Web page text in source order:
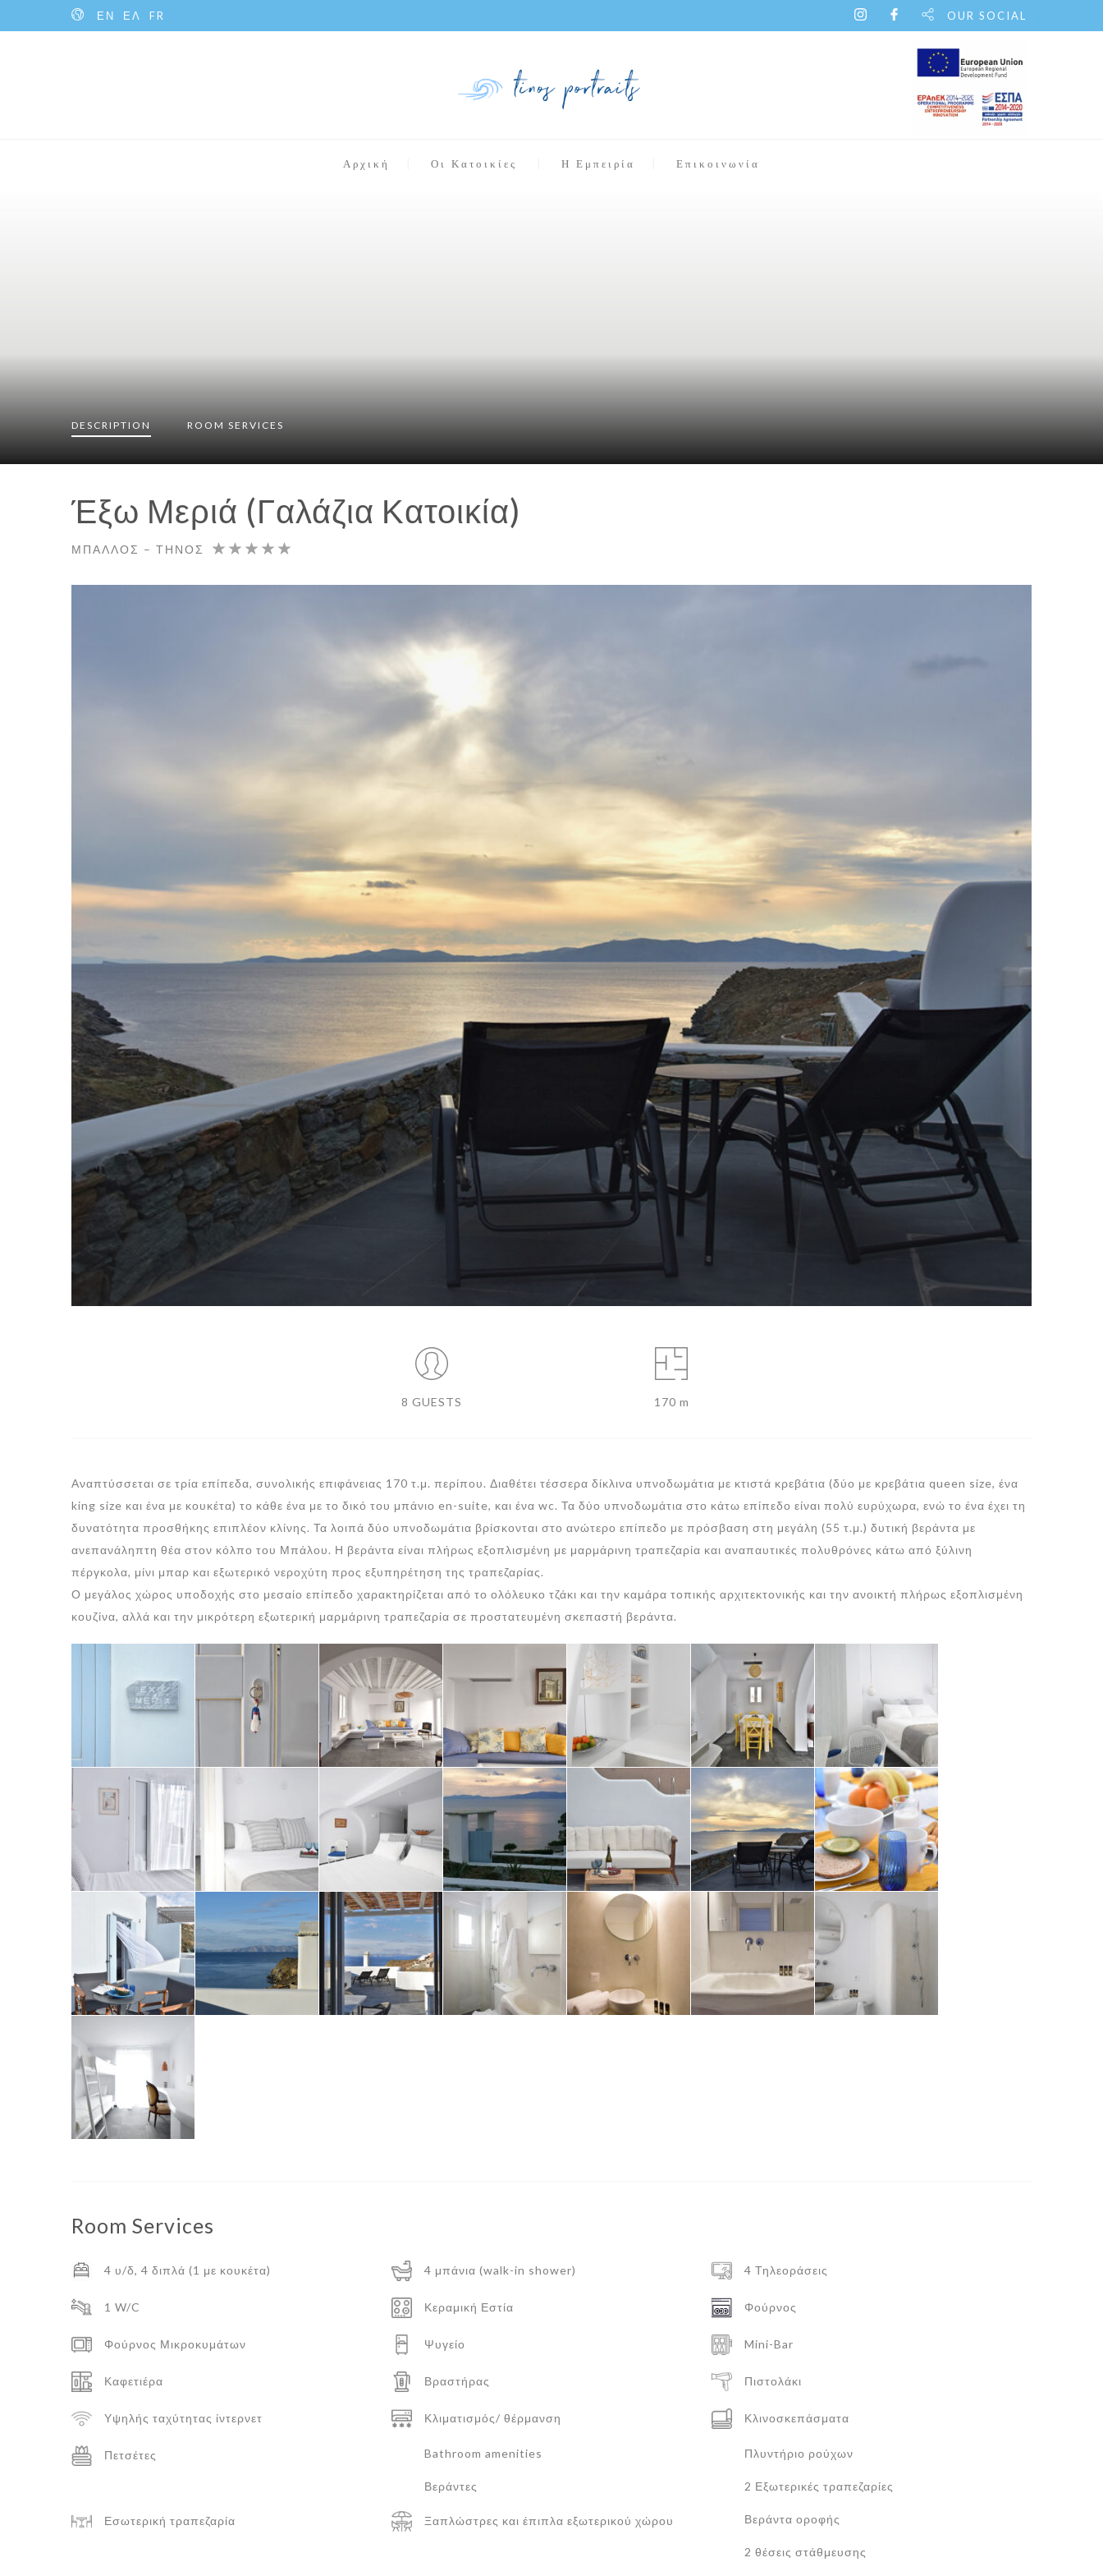
ΕΝ ΕΛ FR OUR SOCIAL
Αρχική Οι Κατοικίες Η Εμπειρία Επικοινωνία
DESCRIPTION ROOM SERVICES
Έξω Μεριά (Γαλάζια Κατοικία)
ΜΠΆΛΛΟΣ – ΤΉΝΟΣ
8 GUESTS 170 m
Αναπτύσσεται σε τρία επίπεδα, συνολικής επιφάνειας 170 τ.μ. περίπου. Διαθέτει τέσσερα δίκλινα υπνοδωμάτια με κτιστά κρεβάτια (δύο με κρεβάτια queen size, ένα
king size και ένα με κουκέτα) το κάθε ένα με το δικό του μπάνιο en-suite, και ένα wc. Τα δύο υπνοδωμάτια στο κάτω επίπεδο είναι πολύ ευρύχωρα, ενώ το ένα έχει τη
δυνατότητα προσθήκης επιπλέον κλίνης. Τα λοιπά δύο υπνοδωμάτια βρίσκονται στο ανώτερο επίπεδο με πρόσβαση στη μεγάλη (55 τ.μ.) δυτική βεράντα με
ανεπανάληπτη θέα στον κόλπο του Μπάλου. Η βεράντα είναι πλήρως εξοπλισμένη με μαρμάρινη τραπεζαρία και αναπαυτικές πολυθρόνες κάτω από ξύλινη
πέργκολα, μίνι μπαρ και εξωτερικό νεροχύτη προς εξυπηρέτηση της τραπεζαρίας.
Ο μεγάλος χώρος υποδοχής στο μεσαίο επίπεδο χαρακτηρίζεται από το ολόλευκο τζάκι και την καμάρα τοπικής αρχιτεκτονικής και την ανοικτή πλήρως εξοπλισμένη
κουζίνα, αλλά και την μικρότερη εξωτερική μαρμάρινη τραπεζαρία σε προστατευμένη σκεπαστή βεράντα.
Room Services
4 υ/δ, 4 διπλά (1 με κουκέτα) 4 μπάνια (walk-in shower) 4 Τηλεοράσεις
1 W/C Κεραμική Εστία Φούρνος
Φούρνος Μικροκυμάτων Ψυγείο Mini-Bar
Καφετιέρα Βραστήρας Πιστολάκι
Υψηλής ταχύτητας ίντερνετ Κλιματισμός/ θέρμανση Κλινοσκεπάσματα
Πετσέτες Bathroom amenities Πλυντήριο ρούχων
Βεράντες 2 Εξωτερικές τραπεζαρίες
Εσωτερική τραπεζαρία Ξαπλώστρες και έπιπλα εξωτερικού χώρου Βεράντα οροφής
2 θέσεις στάθμευσης